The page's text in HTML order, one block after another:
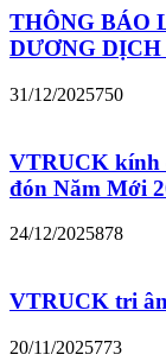
THÔNG BÁO
DƯƠNG DỊCH
31/12/2025750
VTRUCK kính
đón Năm Mới
24/12/2025878
VTRUCK tri ân
20/11/2025773